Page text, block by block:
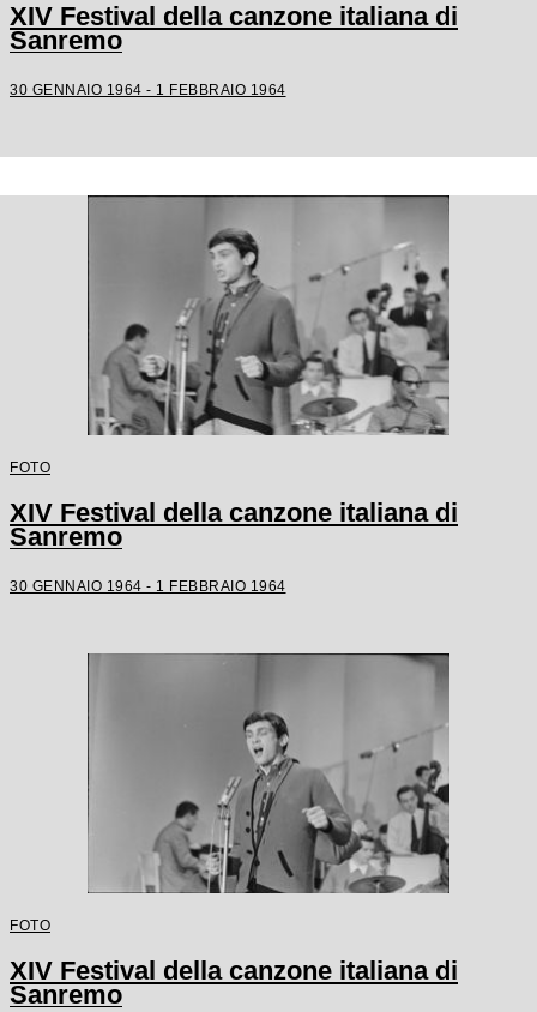
XIV Festival della canzone italiana di
Sanremo
30 GENNAIO 1964 - 1 FEBBRAIO 1964
FOTO
XIV Festival della canzone italiana di
Sanremo
30 GENNAIO 1964 - 1 FEBBRAIO 1964
FOTO
XIV Festival della canzone italiana di
Sanremo